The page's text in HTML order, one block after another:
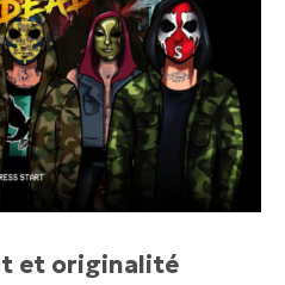
et originalité